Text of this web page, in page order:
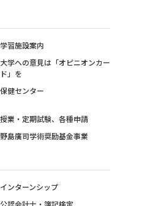
学習施設案内
大学への意見は「オピニオンカー
ド」を
保健センター
授業・定期試験、各種申請
野島廣司学術奨励基金事業
インターンシップ
公認会計士・簿記検定